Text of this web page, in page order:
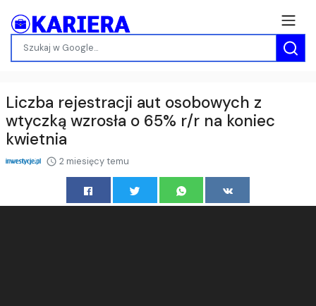
Liczba rejestracji aut osobowych z
wtyczką wzrosła o 65% r/r na koniec
kwietnia
2 miesięcy temu